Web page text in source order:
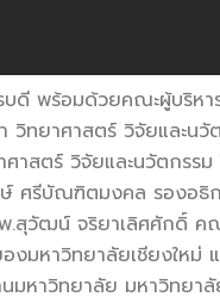
พร้อมด้วยคณะผู้บริหา
ทยาศาสตร์ วิจัยและน
าสตร์ วิจัยและนวัตกร
ศรีบัณฑิตมงคล รอง
วัฒน์ จริยาเลิศศักดิ์ ค
มหาวิทยาลัยเชียงให
หาวิทยาลัย มหาวิทยา